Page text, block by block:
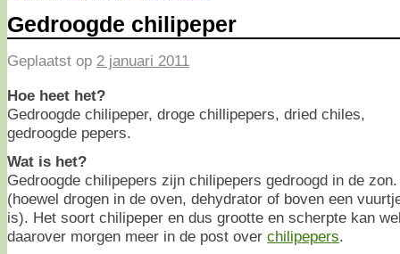
Gedroogde chilipeper
Geplaatst op 2 januari 2011
Hoe heet het?
Gedroogde chilipeper, droge chillipepers, dried chiles,
gedroogde pepers.
Wat is het?
Gedroogde chilipepers zijn chilipepers gedroogd in de
(hoewel drogen in de oven, dehydrator of boven een
is). Het soort chilipeper en dus grootte en scherpte kan
daarover morgen meer in de post over chilipepers.